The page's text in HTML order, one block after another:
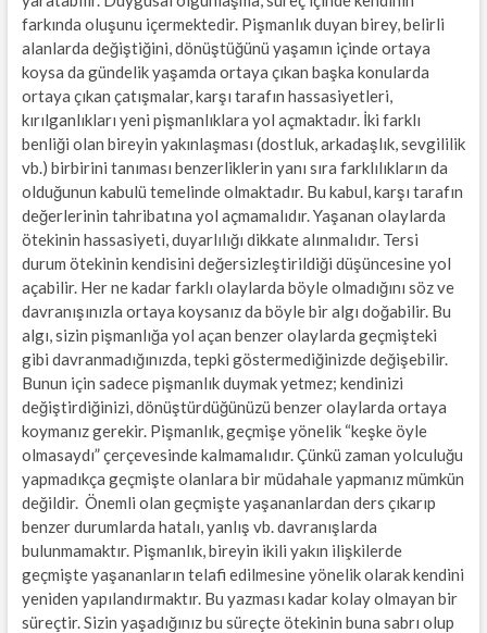
farkında oluşunu içermektedir. Pişmanlık duyan birey, belirli
alanlarda değiştiğini, dönüştüğünü yaşamın içinde ortaya
koysa da gündelik yaşamda ortaya çıkan başka konularda
ortaya çıkan çatışmalar, karşı tarafın hassasiyetleri,
kırılganlıkları yeni pişmanlıklara yol açmaktadır. İki farklı
benliği olan bireyin yakınlaşması (dostluk, arkadaşlık, sevgililik
vb.) birbirini tanıması benzerliklerin yanı sıra farklılıkların da
olduğunun kabulü temelinde olmaktadır. Bu kabul, karşı tarafın
değerlerinin tahribatına yol açmamalıdır. Yaşanan olaylarda
ötekinin hassasiyeti, duyarlılığı dikkate alınmalıdır. Tersi
durum ötekinin kendisini değersizleştirildiği düşüncesine yol
açabilir. Her ne kadar farklı olaylarda böyle olmadığını söz ve
davranışınızla ortaya koysanız da böyle bir algı doğabilir. Bu
algı, sizin pişmanlığa yol açan benzer olaylarda geçmişteki
gibi davranmadığınızda, tepki göstermediğinizde değişebilir.
Bunun için sadece pişmanlık duymak yetmez; kendinizi
değiştirdiğinizi, dönüştürdüğünüzü benzer olaylarda ortaya
koymanız gerekir. Pişmanlık, geçmişe yönelik “keşke öyle
olmasaydı” çerçevesinde kalmamalıdır. Çünkü zaman yolculuğu
yapmadıkça geçmişte olanlara bir müdahale yapmanız mümkün
değildir. Önemli olan geçmişte yaşananlardan ders çıkarıp
benzer durumlarda hatalı, yanlış vb. davranışlarda
bulunmamaktır. Pişmanlık, bireyin ikili yakın ilişkilerde
geçmişte yaşananların telafi edilmesine yönelik olarak kendini
yeniden yapılandırmaktır. Bu yazması kadar kolay olmayan bir
süreçtir. Sizin yaşadığınız bu süreçte ötekinin buna sabrı olup